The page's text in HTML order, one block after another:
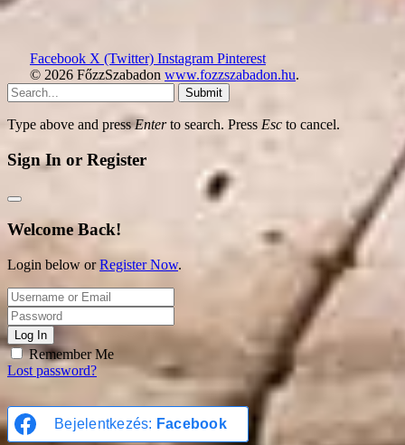
Facebook X (Twitter) Instagram Pinterest
© 2026 FőzzSzabadon www.fozzszabadon.hu.
Submit
Type above and pressEnterto search. Press Esc to cancel.
Sign In or Register
Welcome Back!
Login below orRegister Now.
Log In
Remember Me
Lost password?
Bejelentkezés: Facebook